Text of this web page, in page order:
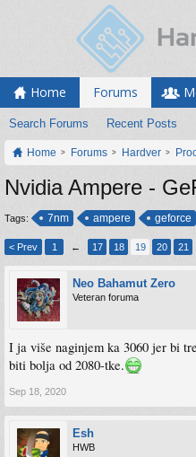
Home Forums
Search Forums Recent Posts
Home Forums Hardver
Nvidia Ampere -
Tags: 7nm ampere geforce
< Prev 1 ← 17 18 19 20 21
Neo Bahamut Zero
Veteran foruma
I ja više naginjem ka 3060 jer bi
biti bolja od 2080-tke.
Sep 18, 2020
Esh
HWB